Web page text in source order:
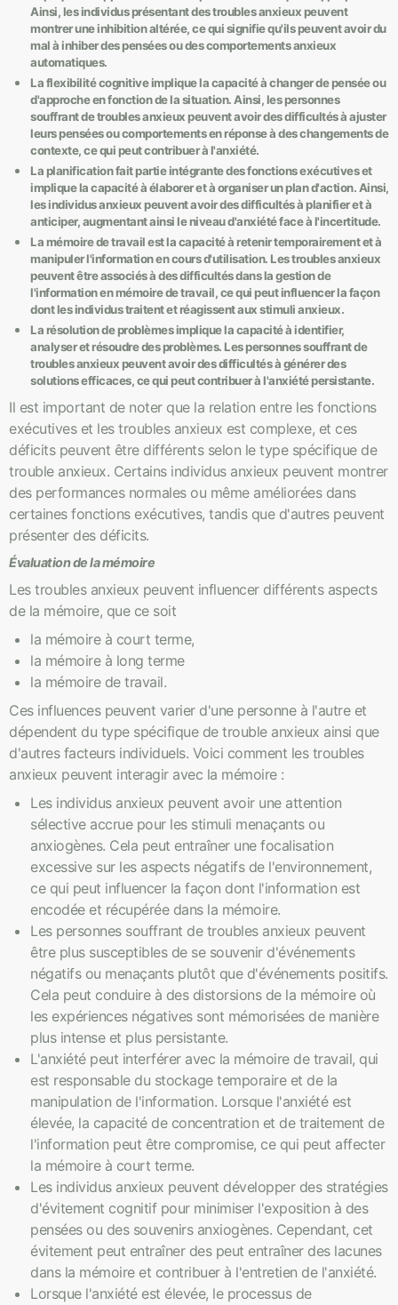
Ainsi, les individus présentant des troubles anxieux peuvent
montrer une inhibition altérée, ce qui signifie qu'ils peuvent avoir du
mal à inhiber des pensées ou des comportements anxieux
automatiques.
La flexibilité cognitive implique la capacité à changer de pensée ou
d'approche en fonction de la situation. Ainsi, les personnes
souffrant de troubles anxieux peuvent avoir des difficultés à ajuster
leurs pensées ou comportements en réponse à des changements de
contexte, ce qui peut contribuer à l'anxiété.
La planification fait partie intégrante des fonctions exécutives et
implique la capacité à élaborer et à organiser un plan d'action. Ainsi,
les individus anxieux peuvent avoir des difficultés à planifier et à
anticiper, augmentant ainsi le niveau d'anxiété face à l'incertitude.
La mémoire de travail est la capacité à retenir temporairement et à
manipuler l'information en cours d'utilisation. Les troubles anxieux
peuvent être associés à des difficultés dans la gestion de
l'information en mémoire de travail, ce qui peut influencer la façon
dont les individus traitent et réagissent aux stimuli anxieux.
La résolution de problèmes implique la capacité à identifier,
analyser et résoudre des problèmes. Les personnes souffrant de
troubles anxieux peuvent avoir des difficultés à générer des
solutions efficaces, ce qui peut contribuer à l'anxiété persistante.
Il est important de noter que la relation entre les fonctions
exécutives et les troubles anxieux est complexe, et ces
déficits peuvent être différents selon le type spécifique de
trouble anxieux. Certains individus anxieux peuvent montrer
des performances normales ou même améliorées dans
certaines fonctions exécutives, tandis que d'autres peuvent
présenter des déficits.
Évaluation de la mémoire
Les troubles anxieux peuvent influencer différents aspects
de la mémoire, que ce soit
la mémoire à court terme,
la mémoire à long terme
la mémoire de travail.
Ces influences peuvent varier d'une personne à l'autre et
dépendent du type spécifique de trouble anxieux ainsi que
d'autres facteurs individuels. Voici comment les troubles
anxieux peuvent interagir avec la mémoire :
Les individus anxieux peuvent avoir une attention
sélective accrue pour les stimuli menaçants ou
anxiogènes. Cela peut entraîner une focalisation
excessive sur les aspects négatifs de l'environnement,
ce qui peut influencer la façon dont l'information est
encodée et récupérée dans la mémoire.
Les personnes souffrant de troubles anxieux peuvent
être plus susceptibles de se souvenir d'événements
négatifs ou menaçants plutôt que d'événements positifs.
Cela peut conduire à des distorsions de la mémoire où
les expériences négatives sont mémorisées de manière
plus intense et plus persistante.
L'anxiété peut interférer avec la mémoire de travail, qui
est responsable du stockage temporaire et de la
manipulation de l'information. Lorsque l'anxiété est
élevée, la capacité de concentration et de traitement de
l'information peut être compromise, ce qui peut affecter
la mémoire à court terme.
Les individus anxieux peuvent développer des stratégies
d'évitement cognitif pour minimiser l'exposition à des
pensées ou des souvenirs anxiogènes. Cependant, cet
évitement peut entraîner des peut entraîner des lacunes
dans la mémoire et contribuer à l'entretien de l'anxiété.
Lorsque l'anxiété est élevée, le processus de